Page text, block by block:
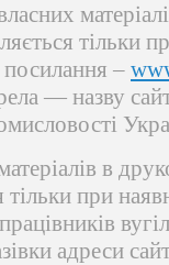
тільки
посилання –
— назву
в
тільки при
адреси